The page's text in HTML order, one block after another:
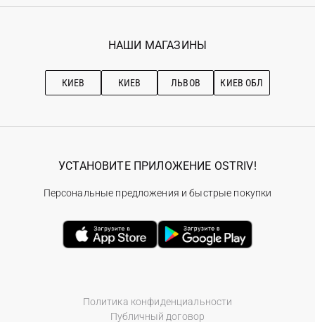
Гарантия
Ostriv Club+
Наши магазини
Рекомендации по уходу
НАШИ МАГАЗИНЫ
КИЕВ КИЕВ ЛЬВОВ КИЕВ ОБЛ
Политика конфиденциальности
Публичный договор
УСТАНОВИТЕ ПРИЛОЖЕНИЕ OSTRIV!
Персональные предложения и быстрые покупки